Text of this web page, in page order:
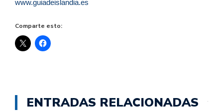
www.guiadeislandia.es
Comparte esto:
ENTRADAS RELACIONADAS